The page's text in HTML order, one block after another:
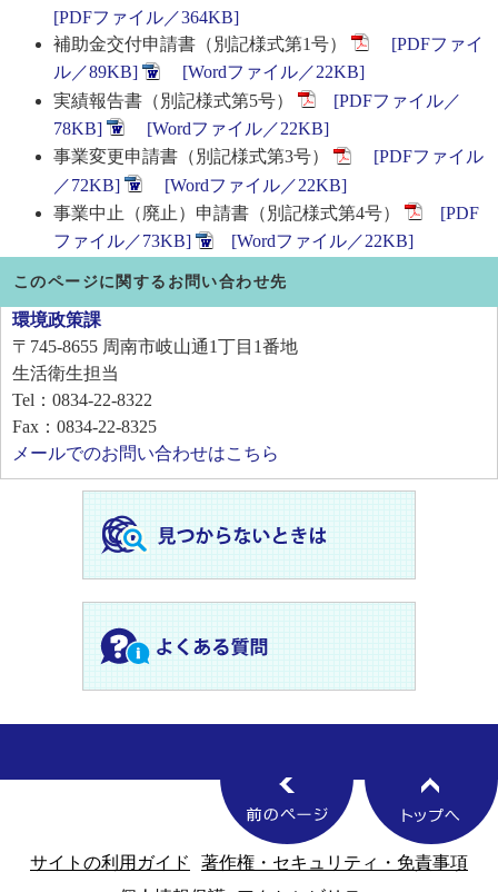
[PDFファイル／364KB]
補助金交付申請書（別記様式第1号）
[PDFファイ
ル／89KB]
[Wordファイル／22KB]
実績報告書（別記様式第5号）
[PDFファイル／
78KB]
[Wordファイル／22KB]
事業変更申請書（別記様式第3号）
[PDFファイル
／72KB]
[Wordファイル／22KB]
事業中止（廃止）申請書（別記様式第4号）
[PDF
ファイル／73KB]
[Wordファイル／22KB]
このページに関するお問い合わせ先
環境政策課
〒745-8655 周南市岐山通1丁目1番地
生活衛生担当
Tel：0834-22-8322
Fax：0834-22-8325
メールでのお問い合わせはこちら
サイトの利用ガイド
著作権・セキュリティ・免責事項